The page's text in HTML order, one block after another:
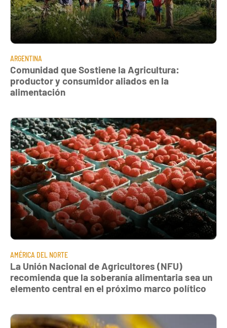
ARGENTINA
Comunidad que Sostiene la Agricultura:
productor y consumidor aliados en la
alimentación
AMÉRICA DEL NORTE
La Unión Nacional de Agricultores (NFU)
recomienda que la soberanía alimentaria sea un
elemento central en el próximo marco político